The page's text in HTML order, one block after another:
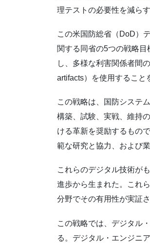
理テストの必要性を減ら
この米国防総省（DoD）
関する同省の5つの戦略
し、多様な利害関係者間
artifacts）を使用すること
この戦略は、国防システ
構築、試験、実戦、維持
ける革新を奨励するもの
範な研究と協力、および
これらのデジタル技術が
進歩から生まれた。これ
分野でその有用性が実証さ
この戦略では、デジタル
る。デジタル・エンジニ